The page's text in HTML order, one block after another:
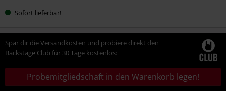
Sofort lieferbar!
Spar dir die Versandkosten und probiere direkt den
Backstage Club für 30 Tage kostenlos:
Probemitgliedschaft in den Warenkorb legen!